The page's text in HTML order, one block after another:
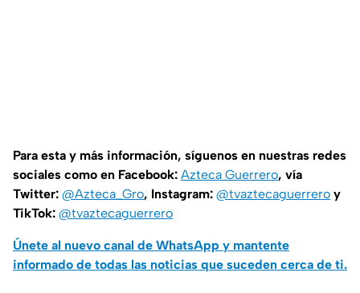
Para esta y más información, síguenos en nuestras redes
sociales como en Facebook: Azteca Guerrero, vía
Twitter: @Azteca_Gro, Instagram: @tvaztecaguerrero y
TikTok: @tvaztecaguerrero
Únete al nuevo canal de WhatsApp y mantente
informado de todas las noticias que suceden cerca de ti.